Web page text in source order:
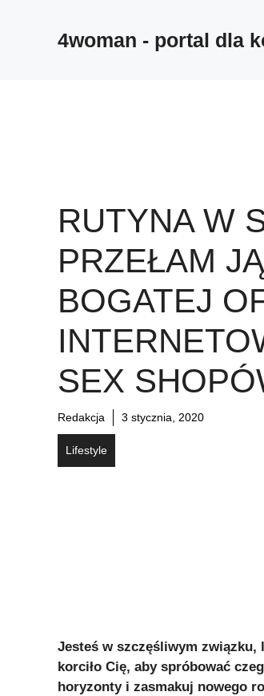
4woman - portal dla
RUTYNA W
PRZEŁAM
BOGATEJ
SEX
Redakcja 3 stycznia, 2020
Lifestyle
Jesteś w szczęśliwym związku,
korciło Cię, aby spróbować
horyzonty i zasmakuj nowego